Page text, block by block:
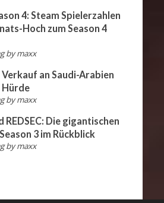
4: Steam Spielerzahlen
Hoch zum Season 4
bymaxx
an Saudi-Arabien
bymaxx
Die gigantischen
3 im Rückblick
bymaxx